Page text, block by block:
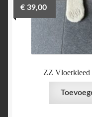
ZZ Vloerkleed
€39,00